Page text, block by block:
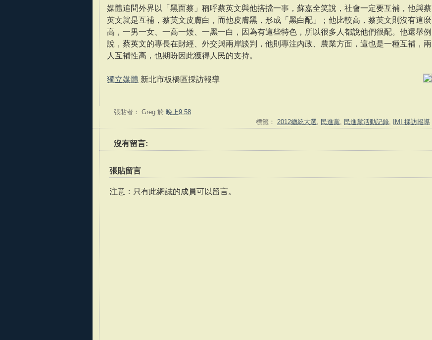
媒體追問外界以「黑面蔡」稱呼蔡英文與他搭擋一事，蘇嘉全笑說，社會一定要互補，他與蔡
英文就是互補，蔡英文皮膚白，而他皮膚黑，形成「黑白配」；他比較高，蔡英文則沒有這麼
高，一男一女、一高一矮、一黑一白，因為有這些特色，所以很多人都說他們很配。他還舉例
說，蔡英文的專長在財經、外交與兩岸談判，他則專注內政、農業方面，這也是一種互補，兩
人互補性高，也期盼因此獲得人民的支持。
獨立媒體 新北市板橋區採訪報導
張貼者： Greg 於 晚上9:58
標籤： 2012總統大選 民進黨 民進黨活動記錄 IMI 採訪報導
沒有留言:
張貼留言
注意：只有此網誌的成員可以留言。